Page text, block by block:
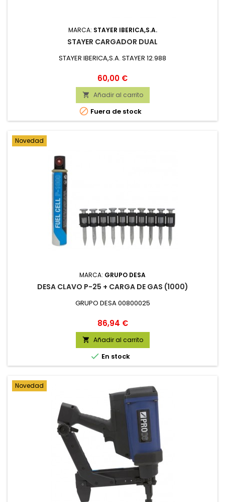
MARCA: STAYER IBERICA,S.A.
STAYER CARGADOR DUAL
STAYER IBERICA,S.A. STAYER 12.988
Precio
60,00 €
 Añadir al carrito
 Fuera de stock
Novedad
MARCA: GRUPO DESA
DESA CLAVO P-25 + CARGA DE GAS (1000)
GRUPO DESA 00800025
Precio
86,94 €
 Añadir al carrito
 En stock
Novedad